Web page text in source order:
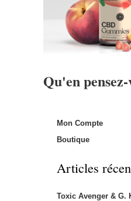
Qu'en pensez-
Mon Compte
Boutique
Articles
Toxic Avenger & G.